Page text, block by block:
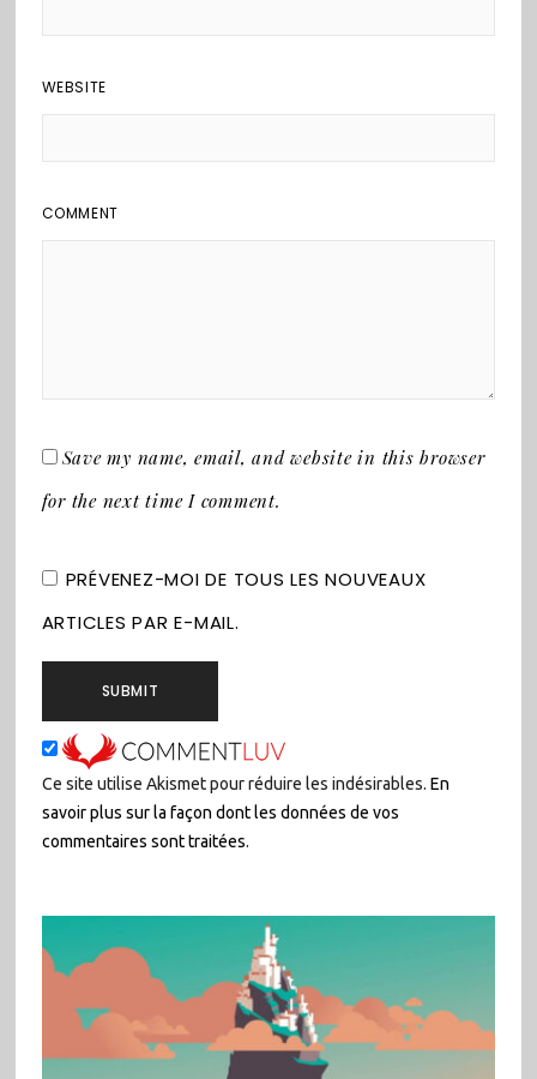
WEBSITE
COMMENT
Save my name, email, and website in this browser
for the next time I comment.
PRÉVENEZ-MOI DE TOUS LES NOUVEAUX
ARTICLES PAR E-MAIL.
Ce site utilise Akismet pour réduire les indésirables. En
savoir plus sur la façon dont les données de vos
commentaires sont traitées.